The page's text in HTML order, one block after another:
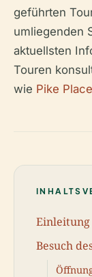
geführten
umliegenden
aktuellsten
Touren
wie Pike
Einleitung
Besuch